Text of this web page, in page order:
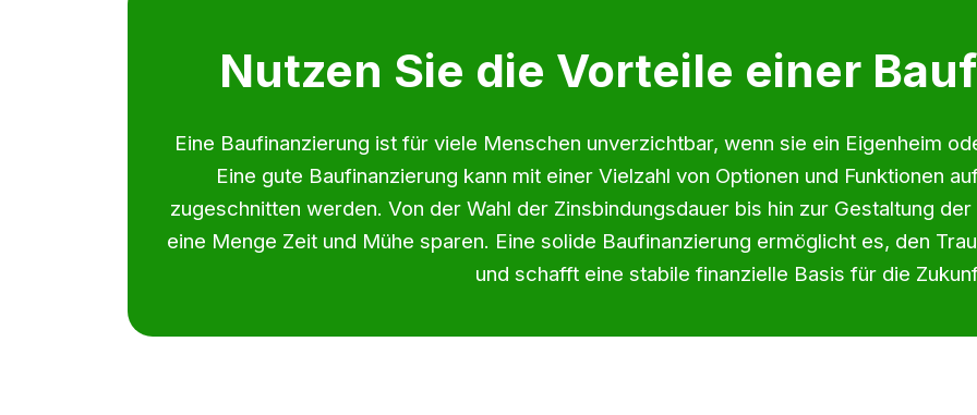
Nutzen Sie die Vorteile einer
Eine Baufinanzierung ist für viele Menschen unverzichtbar, wenn sie ein Eigenheim
Eine gute Baufinanzierung kann mit einer Vielzahl von Optionen und Funktionen
zugeschnitten werden. Von der Wahl der Zinsbindungsdauer bis hin zur Gestaltung
eine Menge Zeit und Mühe sparen. Eine solide Baufinanzierung ermöglicht es, den
und schafft eine stabile finanzielle Basis für die